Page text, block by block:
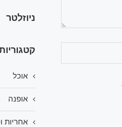
ניוזלטר
אוכל
אופנה
אחריות